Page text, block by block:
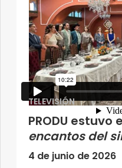
TELEVISIÓN
PRODU estuvo
encantos del
4 de junio de 2026